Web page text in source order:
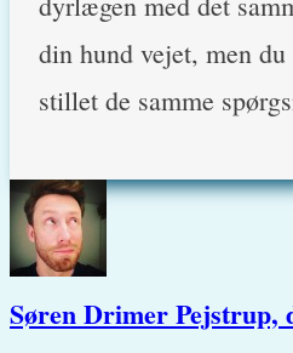
din hund vejet, men
stillet de samme
Søren Drimer Pejstrup,